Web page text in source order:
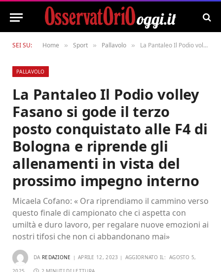
SEI SU: Home » Sport » Pallavolo » La Pantaleo Il Podio volley Fasano si gode il terzo posto conquistato alle F4 di Bologna e riprende gli allenamenti in vista del prossimo impegno interno
PALLAVOLO
La Pantaleo Il Podio volley
Fasano si gode il terzo
posto conquistato alle F4 di
Bologna e riprende gli
allenamenti in vista del
prossimo impegno interno
Micaela Cofano: « Ora riprendiamo il cammino verso
questo finale di campionato che ci aspetta con
umiltà e duro lavoro, per regalare nuove emozioni ai
nostri tifosi che non ci abbandonano mai»
DA REDAZIONE APRILE 12, 2023 AGGIORNATO IL: AGOSTO 5,